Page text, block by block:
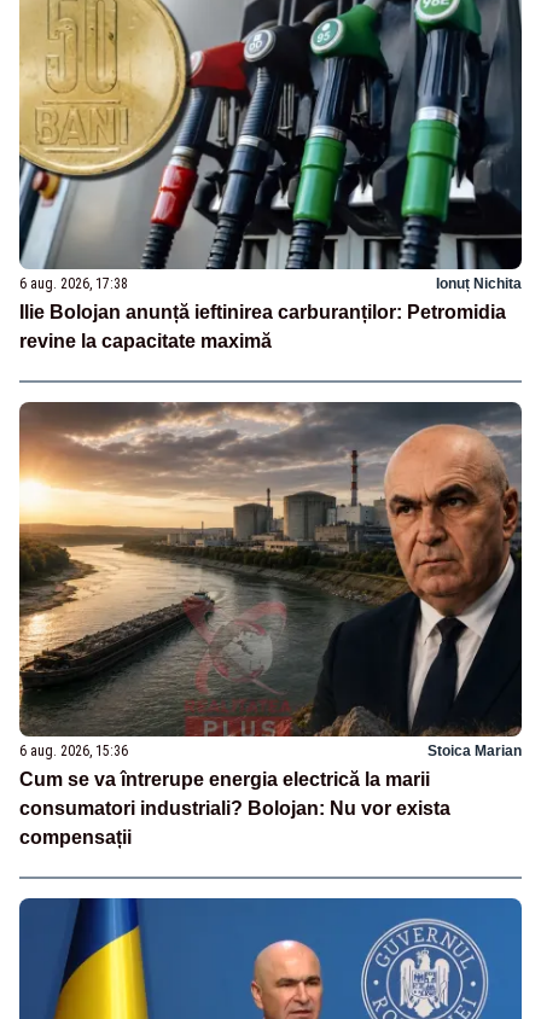
6 aug. 2026, 17:38 Ionuț Nichita
Ilie Bolojan anunță ieftinirea carburanților: Petromidia
revine la capacitate maximă
6 aug. 2026, 15:36 Stoica Marian
Cum se va întrerupe energia electrică la marii
consumatori industriali? Bolojan: Nu vor exista
compensații